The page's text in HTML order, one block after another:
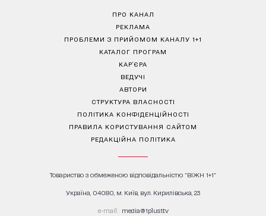
ПРО КАНАЛ
РЕКЛАМА
ПРОБЛЕМИ З ПРИЙОМОМ КАНАЛУ 1+1
КАТАЛОГ ПРОГРАМ
КАР’ЄРА
ВЕДУЧІ
АВТОРИ
СТРУКТУРА ВЛАСНОСТІ
ПОЛІТИКА КОНФІДЕНЦІЙНОСТІ
ПРАВИЛА КОРИСТУВАННЯ САЙТОМ
РЕДАКЦІЙНА ПОЛІТИКА
Товариство з обмеженою відповідальністю "ВІЖН 1+1"
Україна, 04080, м. Київ, вул. Кирилівська, 23
е-mail: media@1plus1.tv